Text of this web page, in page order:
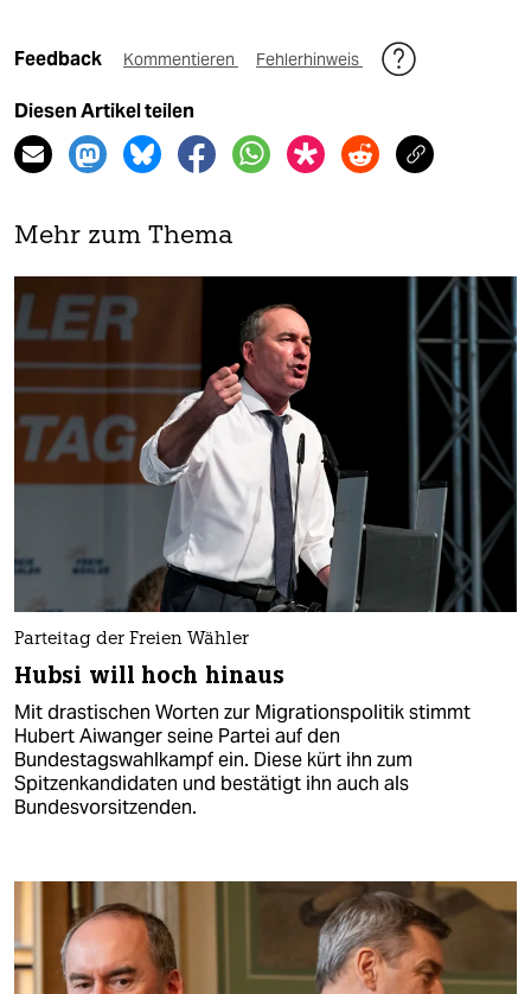
Feedback Kommentieren Fehlerhinweis
Diesen Artikel teilen
Mehr zum Thema
Parteitag der Freien Wähler
Hubsi will hoch hinaus
Mit drastischen Worten zur Migrationspolitik stimmt
Hubert Aiwanger seine Partei auf den
Bundestagswahlkampf ein. Diese kürt ihn zum
Spitzenkandidaten und bestätigt ihn auch als
Bundesvorsitzenden.